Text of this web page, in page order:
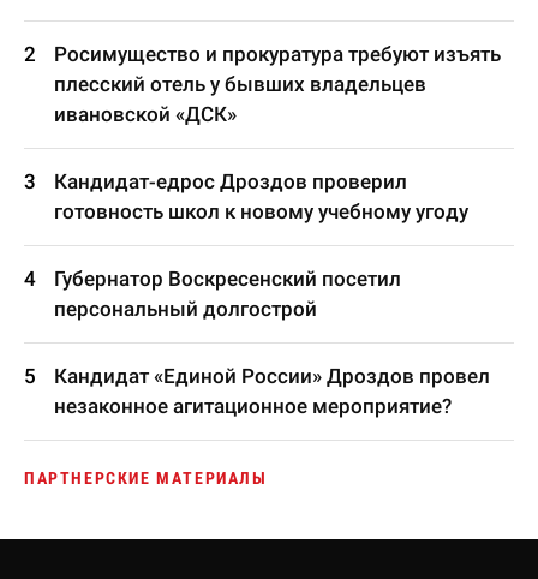
Росимущество и прокуратура требуют изъять
плесский отель у бывших владельцев
ивановской «ДСК»
Кандидат-едрос Дроздов проверил
готовность школ к новому учебному угоду
Губернатор Воскресенский посетил
персональный долгострой
Кандидат «Единой России» Дроздов провел
незаконное агитационное мероприятие?
ПАРТНЕРСКИЕ МАТЕРИАЛЫ